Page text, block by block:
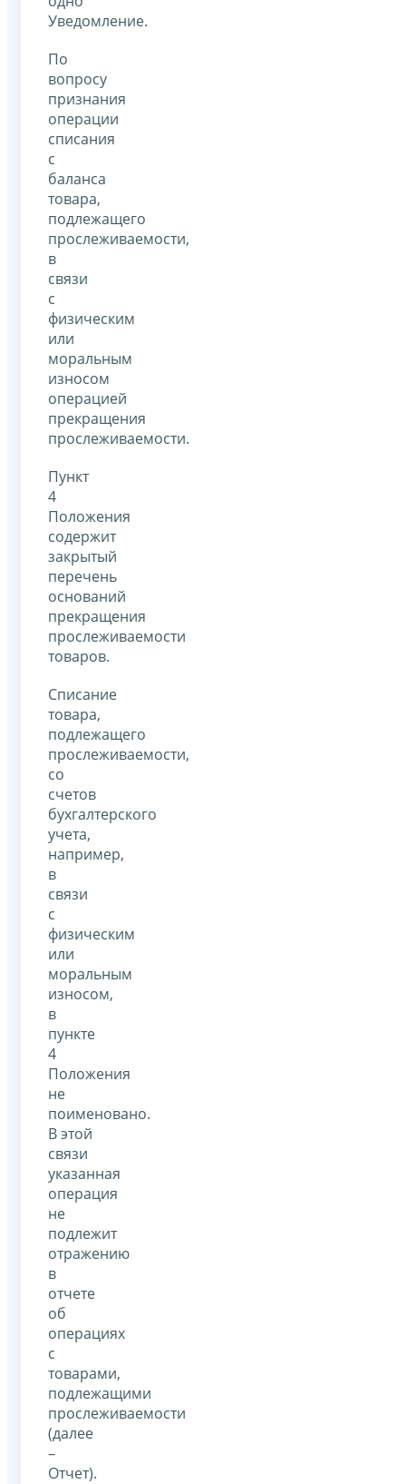
Уведомление.
По
вопросу
признания
операции
списания
с
баланса
товара,
подлежащего
прослеживаемости,
в
связи
с
физическим
или
моральным
износом
операцией
прекращения
прослеживаемости.
Пункт
4
Положения
содержит
закрытый
перечень
оснований
прекращения
прослеживаемости
товаров.
Списание
товара,
подлежащего
прослеживаемости,
со
счетов
бухгалтерского
учета,
например,
в
связи
с
физическим
или
моральным
износом,
в
пункте
4
Положения
не
поименовано.
В этой
связи
указанная
операция
не
подлежит
отражению
в
отчете
об
операциях
с
товарами,
подлежащими
прослеживаемости
(далее
–
Отчет).